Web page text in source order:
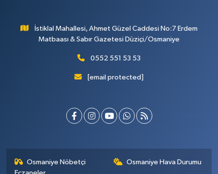
İstiklal Mahallesi, Ahmet Güzel Caddesi No:7 Erdem
Matbaası & Sabır Gazetesi Düziçi/Osmaniye
0552 551 53 53
[email protected]
Osmaniye Nöbetçi
Osmaniye Hava Durumu